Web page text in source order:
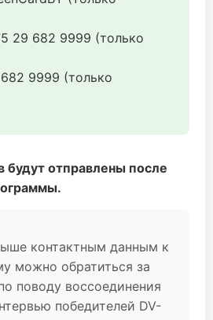
29 682 9999 (только
9999 (только
будут отправлены после
контактным данным к
можно обратиться за
поводу воссоединения
победителей DV-